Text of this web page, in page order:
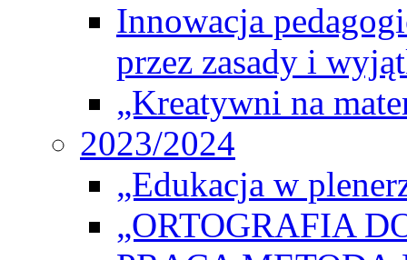
Innowacja
przez zasady i
„Kreatywni na
2023/2024
„Edukacja w
„ORTOGRAFIA